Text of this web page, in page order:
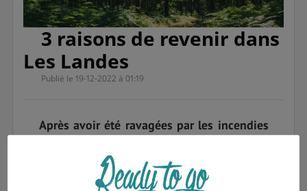
3 raisons de revenir dans
Les Landes
Publié le 19-12-2022 à 01:19
Après avoir été ravagées par les incendies
besoin du soutien des touristes qui
doivent en faire une destination